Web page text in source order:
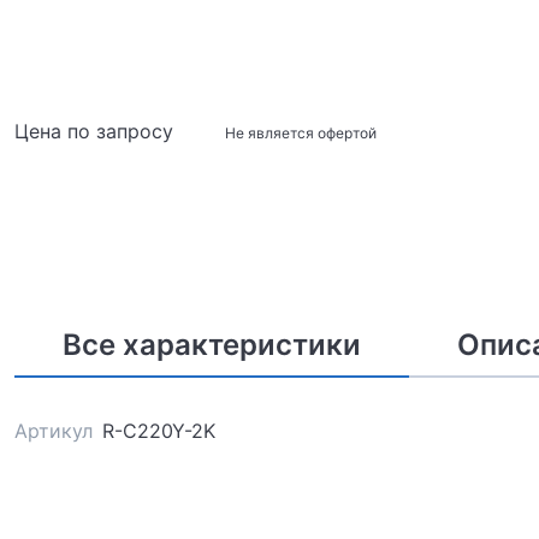
Цена по запросу Не является офертой
Все характеристики
Артикул R-C220Y-2K